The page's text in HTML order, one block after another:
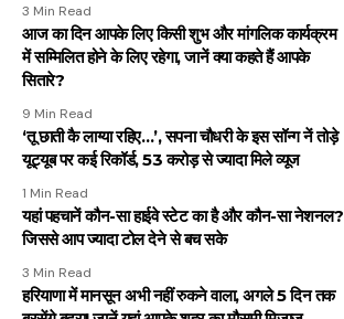
3 Min Read
आज का दिन आपके लिए किसी शुभ और मांगलिक कार्यक्रम
में सम्मिलित होने के लिए रहेगा, जानें क्या कहते हैं आपके
सितारे?
9 Min Read
‘तू छाती कै लाग्या रहिए…’, सपना चौधरी के इस सॉन्ग नें तोड़े
यूट्यूब पर कई रिकॉर्ड, 53 करोड़ से ज्यादा मिले व्यूज
1 Min Read
यहां पहचानें कौन-सा हाईवे स्टेट का है और कौन-सा नेशनल?
जिससे आप ज्यादा टोल देने से बच सके
3 Min Read
हरियाणा में मानसून अभी नहीं रुकने वाला, अगले 5 दिन तक